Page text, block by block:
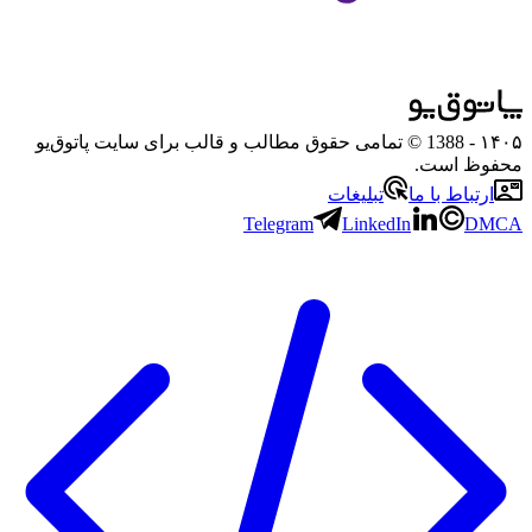
۱۴۰۵
- 1388 © تمامی حقوق مطالب و قالب برای سایت پاتوق‌یو
محفوظ است.
ارتباط با ما
تبلیغات
Telegram
LinkedIn DMCA